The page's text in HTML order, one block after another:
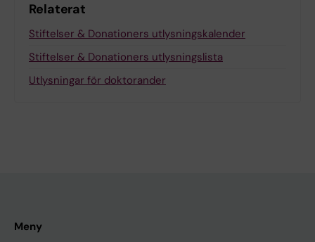
Relaterat
Stiftelser & Donationers utlysningskalender
Stiftelser & Donationers utlysningslista
Utlysningar för doktorander
Meny